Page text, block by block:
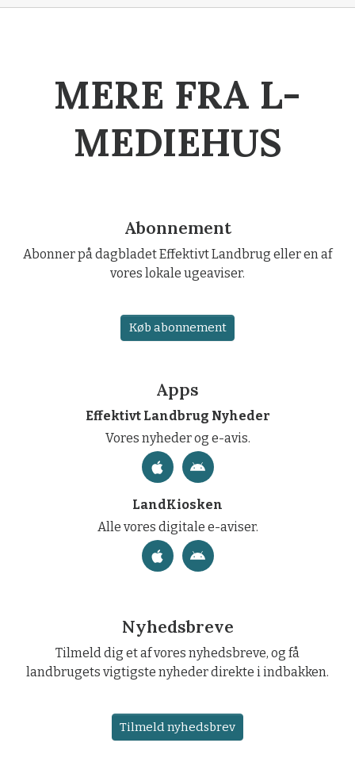
MERE FRA L-
MEDIEHUS
Abonnement
Abonner på dagbladet Effektivt Landbrug eller en af
vores lokale ugeaviser.
Køb abonnement
Apps
Effektivt Landbrug Nyheder
Vores nyheder og e-avis.
LandKiosken
Alle vores digitale e-aviser.
Nyhedsbreve
Tilmeld dig et af vores nyhedsbreve, og få
landbrugets vigtigste nyheder direkte i indbakken.
Tilmeld nyhedsbrev